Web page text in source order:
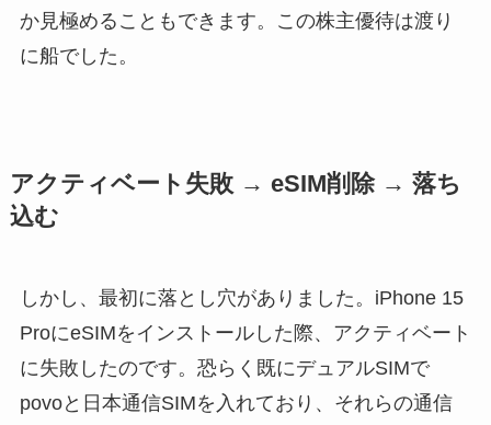
か見極めることもできます。この株主優待は渡り
に船でした。
アクティベート失敗 → eSIM削除 → 落ち
込む
しかし、最初に落とし穴がありました。iPhone 15
ProにeSIMをインストールした際、アクティベート
に失敗したのです。恐らく既にデュアルSIMで
povoと日本通信SIMを入れており、それらの通信